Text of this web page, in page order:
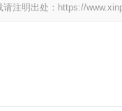
注明出处：https://